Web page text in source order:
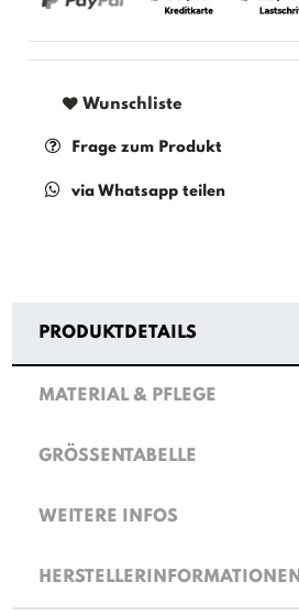
Wunschliste
Frage zum Produkt
via Whatsapp teilen
PRODUKTDETAILS
MATERIAL & PFLEGE
GRÖSSENTABELLE
WEITERE INFOS
HERSTELLERINFORMATIONEN